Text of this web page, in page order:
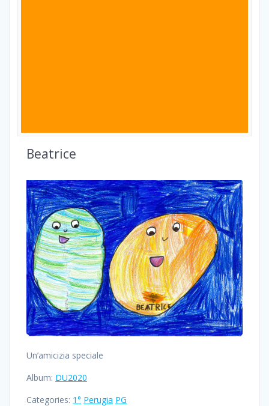
Beatrice
Un’amicizia speciale
Album: DU2020
Categories: 1° Perugia PG